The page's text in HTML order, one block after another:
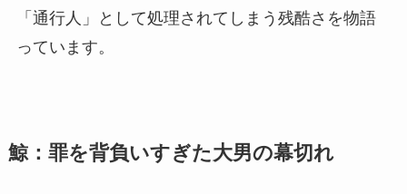
「通行人」として処理されてしまう残酷さを物語
っています。
鯨：罪を背負いすぎた大男の幕切れ